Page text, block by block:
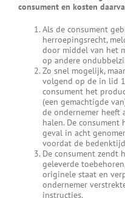
consument en kosten
Als de consument
herroepingsrecht,
door middel van het
op andere
Zo snel mogelijk,
volgend op de in lid
consument het
(een gemachtigde
de ondernemer heeft
halen. De
geval in acht
voordat de
De consument zendt
geleverde
originele staat en
ondernemer
instructies.